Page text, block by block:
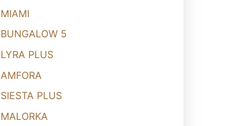
MIAMI
BUNGALOW 5
LYRA PLUS
AMFORA
SIESTA PLUS
MALORKA